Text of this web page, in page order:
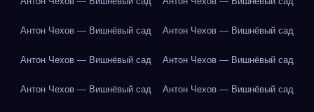
Антон Чехов — Вишнёвый сад Антон Чехов — Вишнёвый сад
Антон Чехов — Вишнёвый сад Антон Чехов — Вишнёвый сад
Антон Чехов — Вишнёвый сад Антон Чехов — Вишнёвый сад